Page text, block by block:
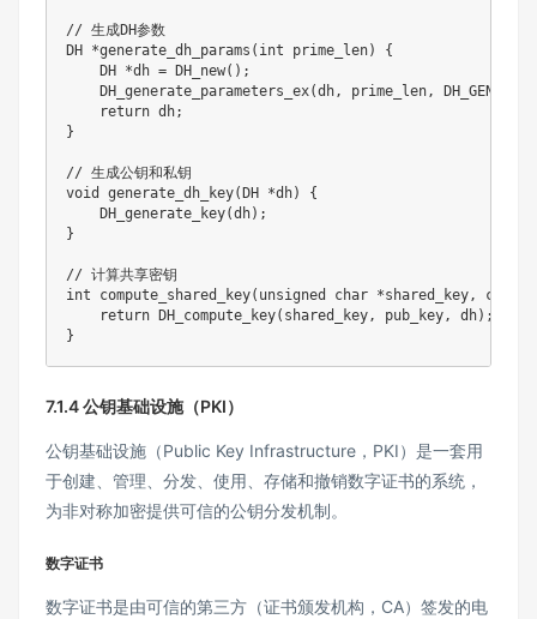
// 生成DH参数
DH *generate_dh_params ( int prime_len)
{
    DH
*dh = DH_new( ) ;
DH_generate_parameters_ex(dh, prime_len,
return dh;
}
// 生成公钥和私钥
void
generate_dh_key( DH *dh)
{
DH_generate_key(dh) ;
}
// 计算共享密钥
int
compute_shared_key( unsigned char *shared_key, const
return
DH_compute_key( shared_key, pub_key, dh) ;
}
7.1.4 公钥基础设施（PKI）
公钥基础设施（Public Key Infrastructure，PKI）是一套用
于创建、管理、分发、使用、存储和撤销数字证书的系统，
为非对称加密提供可信的公钥分发机制。
数字证书
数字证书是由可信的第三方（证书颁发机构，CA）签发的电